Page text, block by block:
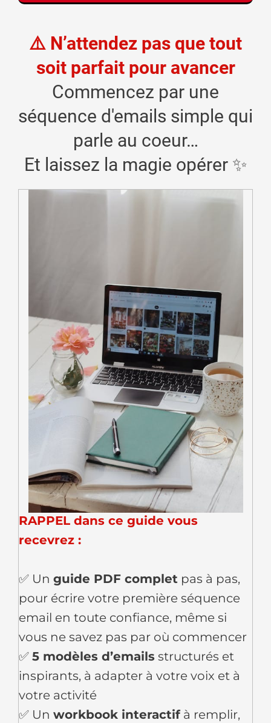
⚠️ N’attendez pas que tout
soit parfait pour avancer
Commencez par une
séquence d'emails simple qui
parle au coeur…
Et laissez la magie opérer ✨
RAPPEL dans ce guide vous
recevrez :
✅ Un guide PDF complet pas à pas,
pour écrire votre première séquence
email en toute confiance, même si
vous ne savez pas par où commencer
✅ 5 modèles d’emails structurés et
inspirants, à adapter à votre voix et à
votre activité
✅ Un workbook interactifà remplir,